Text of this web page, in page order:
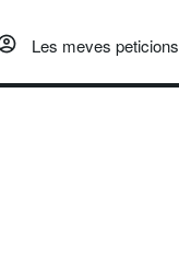
Les meves peticions